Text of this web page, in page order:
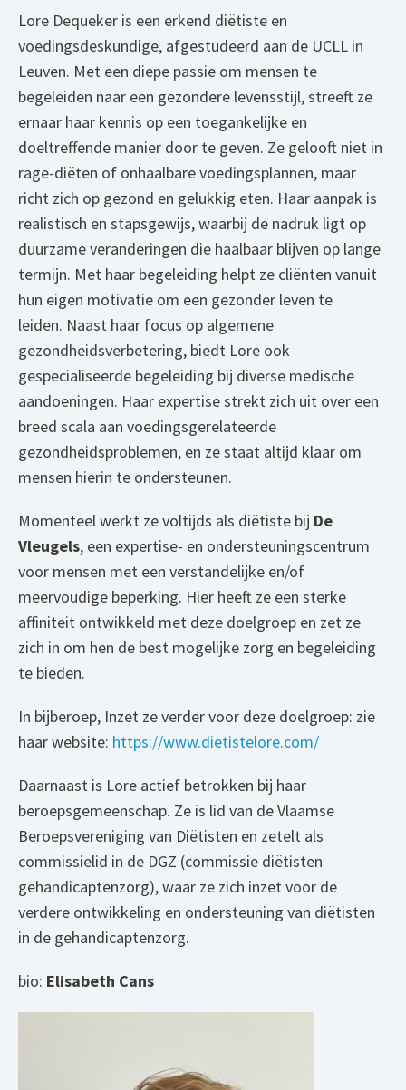
Lore Dequeker is een erkend diëtiste en
voedingsdeskundige, afgestudeerd aan de UCLL in
Leuven. Met een diepe passie om mensen te
begeleiden naar een gezondere levensstijl, streeft ze
ernaar haar kennis op een toegankelijke en
doeltreffende manier door te geven. Ze gelooft niet in
rage-diëten of onhaalbare voedingsplannen, maar
richt zich op gezond en gelukkig eten. Haar aanpak is
realistisch en stapsgewijs, waarbij de nadruk ligt op
duurzame veranderingen die haalbaar blijven op lange
termijn. Met haar begeleiding helpt ze cliënten vanuit
hun eigen motivatie om een gezonder leven te
leiden. Naast haar focus op algemene
gezondheidsverbetering, biedt Lore ook
gespecialiseerde begeleiding bij diverse medische
aandoeningen. Haar expertise strekt zich uit over een
breed scala aan voedingsgerelateerde
gezondheidsproblemen, en ze staat altijd klaar om
mensen hierin te ondersteunen.
Momenteel werkt ze voltijds als diëtiste bij De
Vleugels, een expertise- en ondersteuningscentrum
voor mensen met een verstandelijke en/of
meervoudige beperking. Hier heeft ze een sterke
affiniteit ontwikkeld met deze doelgroep en zet ze
zich in om hen de best mogelijke zorg en begeleiding
te bieden.
In bijberoep, Inzet ze verder voor deze doelgroep: zie
haar website: https://www.dietistelore.com/
Daarnaast is Lore actief betrokken bij haar
beroepsgemeenschap. Ze is lid van de Vlaamse
Beroepsvereniging van Diëtisten en zetelt als
commissielid in de DGZ (commissie diëtisten
gehandicaptenzorg), waar ze zich inzet voor de
verdere ontwikkeling en ondersteuning van diëtisten
in de gehandicaptenzorg.
bio: Elisabeth Cans